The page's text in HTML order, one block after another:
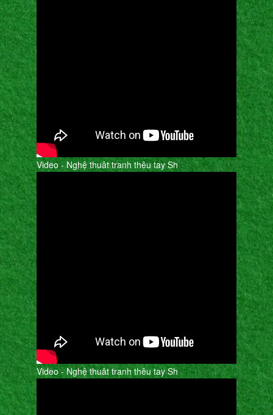
Video - Nghệ thuât tranh thêu tay Sh
Video - Nghệ thuât tranh thêu tay Sh